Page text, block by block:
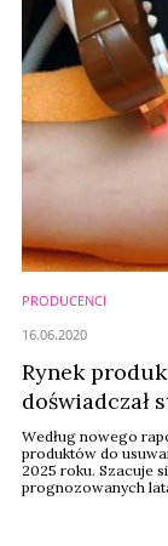
PRODUCENCI
Rynek
doświadczał
Według nowego
produktów do
2025 roku. Szacuje
prognozowanych
16.06.2020